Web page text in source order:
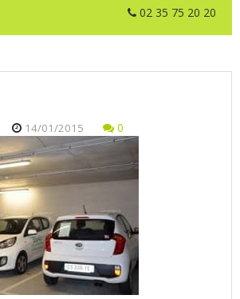
02 35 75 20 20
14/01/2015 0